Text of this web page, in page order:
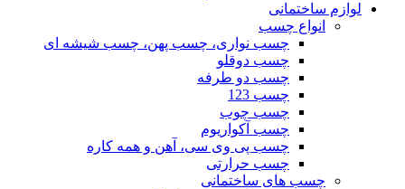
لوازم ساختمانی
انواع چسب
چسب نواری، چسب پهن، چسب شیشه ای
چسب دوقلو
چسب دو طرفه
چسب 123
چسب چوب
چسب آکواریوم
چسب پی وی سی، آهن و همه کاره
چسب حرارتی
چسب های ساختمانی